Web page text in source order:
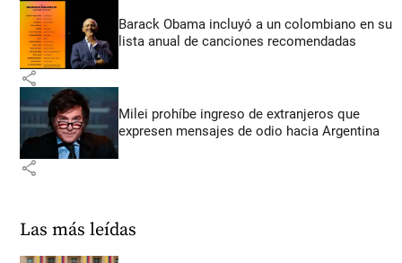
Barack Obama incluyó a un colombiano en su
lista anual de canciones recomendadas
share
Milei prohíbe ingreso de extranjeros que
expresen mensajes de odio hacia Argentina
share
Las más leídas